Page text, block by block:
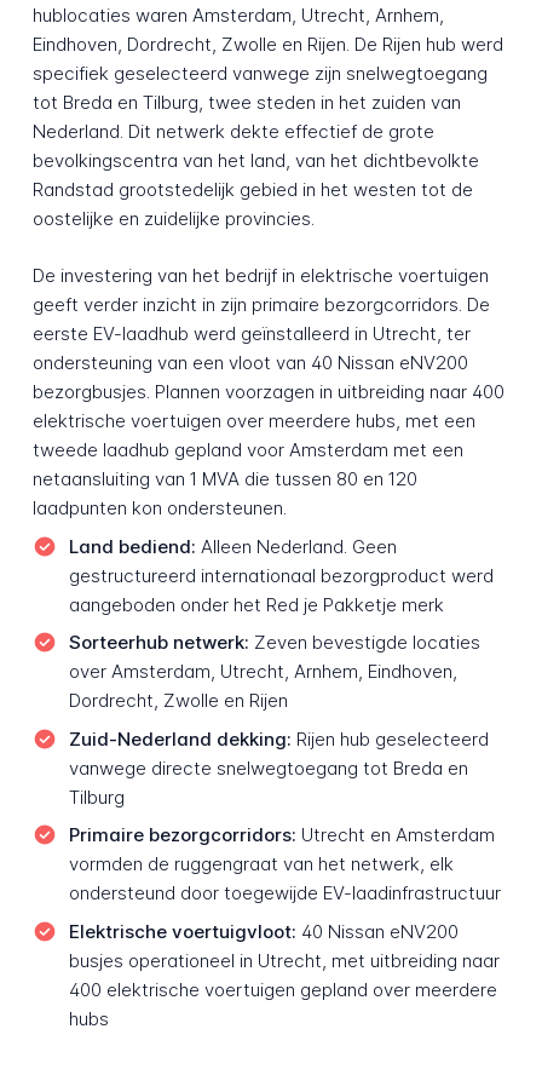
hublocaties waren Amsterdam, Utrecht, Arnhem,
Eindhoven, Dordrecht, Zwolle en Rijen. De Rijen hub werd
specifiek geselecteerd vanwege zijn snelwegtoegang
tot Breda en Tilburg, twee steden in het zuiden van
Nederland. Dit netwerk dekte effectief de grote
bevolkingscentra van het land, van het dichtbevolkte
Randstad grootstedelijk gebied in het westen tot de
oostelijke en zuidelijke provincies.
De investering van het bedrijf in elektrische voertuigen
geeft verder inzicht in zijn primaire bezorgcorridors. De
eerste EV-laadhub werd geïnstalleerd in Utrecht, ter
ondersteuning van een vloot van 40 Nissan eNV200
bezorgbusjes. Plannen voorzagen in uitbreiding naar 400
elektrische voertuigen over meerdere hubs, met een
tweede laadhub gepland voor Amsterdam met een
netaansluiting van 1 MVA die tussen 80 en 120
laadpunten kon ondersteunen.
Land bediend: Alleen Nederland. Geen
gestructureerd internationaal bezorgproduct werd
aangeboden onder het Red je Pakketje merk
Sorteerhub netwerk: Zeven bevestigde locaties
over Amsterdam, Utrecht, Arnhem, Eindhoven,
Dordrecht, Zwolle en Rijen
Zuid-Nederland dekking: Rijen hub geselecteerd
vanwege directe snelwegtoegang tot Breda en
Tilburg
Primaire bezorgcorridors: Utrecht en Amsterdam
vormden de ruggengraat van het netwerk, elk
ondersteund door toegewijde EV-laadinfrastructuur
Elektrische voertuigvloot: 40 Nissan eNV200
busjes operationeel in Utrecht, met uitbreiding naar
400 elektrische voertuigen gepland over meerdere
hubs